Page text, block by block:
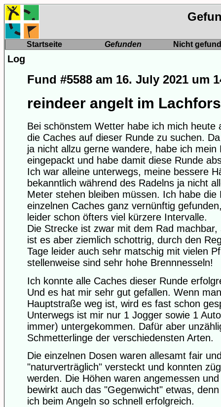
Startseite Gefunden Nicht
Log
Fund #5588 am 16. July 2021 um
reindeer angelt im
Bei schönstem Wetter habe ich mich heute
die Caches auf dieser Runde zu suchen.
ja nicht allzu gerne wandere, habe ich mein
eingepackt und habe damit diese Runde
Ich war alleine unterwegs, meine bessere
bekanntlich während des Radelns ja nicht
Meter stehen bleiben müssen. Ich habe die
einzelnen Caches ganz vernünftig
leider schon öfters viel kürzere Intervalle.
Die Strecke ist zwar mit dem Rad machbar,
ist es aber ziemlich schottrig, durch den
Tage leider auch sehr matschig mit vielen
stellenweise sind sehr hohe Brennnesseln!
Ich konnte alle Caches dieser Runde
Und es hat mir sehr gut gefallen. Wenn
Hauptstraße weg ist, wird es fast schon
Unterwegs ist mir nur 1 Jogger sowie 1
immer) untergekommen. Dafür aber
Schmetterlinge der verschiedensten Arten.
Die einzelnen Dosen waren allesamt fair
"naturverträglich" versteckt und konnten
werden. Die Höhen waren angemessen
bewirkt auch das "Gegenwicht" etwas,
ich beim Angeln so schnell erfolgreich.